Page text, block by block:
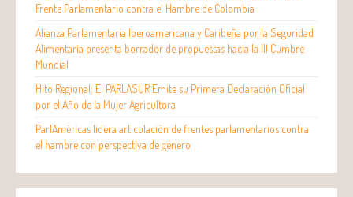
Frente Parlamentario contra el Hambre de Colombia
Alianza Parlamentaria Iberoamericana y Caribeña por la Seguridad
Alimentaria presenta borrador de propuestas hacia la III Cumbre
Mundial
Hito Regional: El PARLASUR Emite su Primera Declaración Oficial
por el Año de la Mujer Agricultora
ParlAméricas lidera articulación de frentes parlamentarios contra
el hambre con perspectiva de género